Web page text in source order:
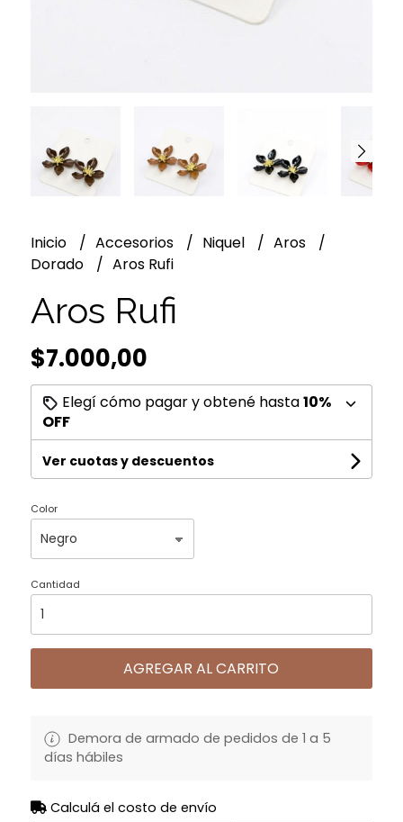
Inicio Accesorios Niquel
Aros
Dorado
Aros Rufi
Aros Rufi
$7.000,00
Elegí cómo pagar y obtené hasta10%
OFF
Ver cuotas y descuentos
Color
Cantidad
AGREGAR AL CARRITO
Demora de armado de pedidos de 1 a 5
días hábiles
Calculá el costo de envío